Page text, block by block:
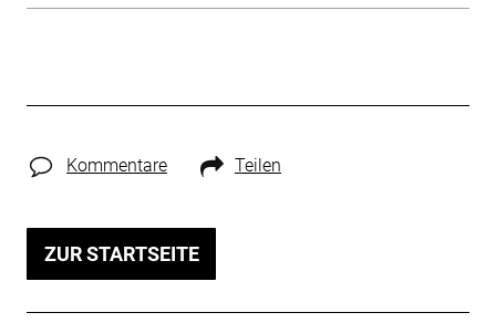
Kommentare Teilen
ZUR STARTSEITE